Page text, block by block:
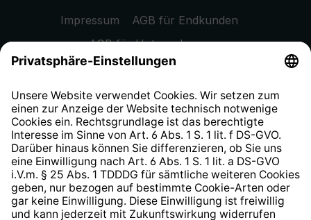
Impressum
AGB für Endkunden
AGB für Unternehmen
Datenschutzhinweis
Widerrufsrecht
Hinweisgeberschutzsystem
Barrierefreiheit